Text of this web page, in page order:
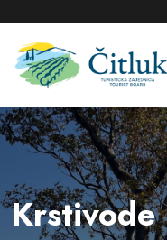
Krstivode